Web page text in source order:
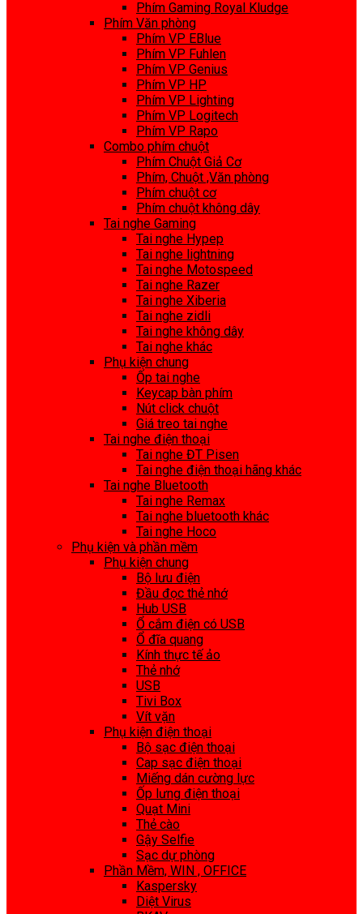
Phím Gaming Royal Kludge
Phím Văn phòng
Phím VP EBlue
Phím VP Fuhlen
Phím VP Genius
Phím VP HP
Phím VP Lighting
Phím VP Logitech
Phím VP Rapo
Combo phím chuột
Phím Chuột Giả Cơ
Phím, Chuột ,Văn phòng
Phím chuột cơ
Phím chuột không dây
Tai nghe Gaming
Tai nghe Hypep
Tai nghe lightning
Tai nghe Motospeed
Tai nghe Razer
Tai nghe Xiberia
Tai nghe zidli
Tai nghe không dây
Tai nghe khác
Phụ kiện chung
Ốp tai nghe
Keycap bàn phím
Nút click chuột
Giá treo tai nghe
Tai nghe điện thoại
Tai nghe ĐT Pisen
Tai nghe điện thoại hãng khác
Tai nghe Bluetooth
Tai nghe Remax
Tai nghe bluetooth khác
Tai nghe Hoco
Phụ kiện và phần mềm
Phụ kiện chung
Bộ lưu điện
Đầu đọc thẻ nhớ
Hub USB
Ổ cắm điện có USB
Ổ đĩa quang
Kính thực tế ảo
Thẻ nhớ
USB
Tivi Box
Vít vặn
Phụ kiện điện thoại
Bộ sạc điện thoại
Cap sạc điện thoại
Miếng dán cường lực
Ốp lưng điện thoại
Quạt Mini
Thẻ cào
Gậy Selfie
Sạc dự phòng
Phần Mềm, WIN , OFFICE
Kaspersky
Diệt Virus